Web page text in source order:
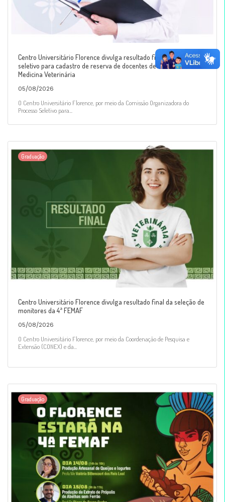
Centro Universitário Florence divulga resultado final de processo
seletivo para cadastro de reserva de docentes de Farmácia e
Medicina Veterinária
05/08/2026
O Centro Universitário Florence, por meio da Comissão Organizadora do
Processo Seletivo para...
Graduação
Centro Universitário Florence divulga resultado final da seleção de
monitores da 4ª FEMAF
05/08/2026
O Centro Universitário Florence, por meio da Coordenação de Pesquisa e
Extensão (CONEX) e da...
Graduação